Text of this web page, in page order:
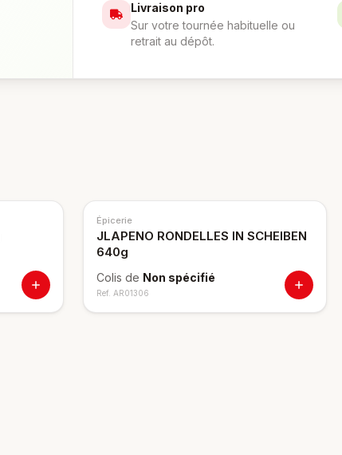
Livraison pro
Sur votre tournée habituelle ou
retrait au dépôt.
Épicerie
JLAPENO RONDELLES IN SCHEIBEN
640g
Colis de Non spécifié
Ref. AR01306